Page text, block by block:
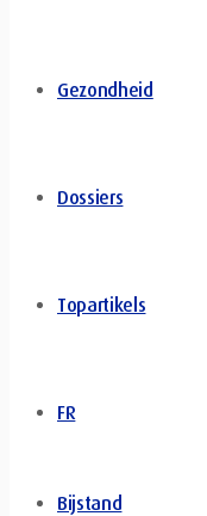
Gezondheid
Dossiers
Topartikels
FR
Bijstand